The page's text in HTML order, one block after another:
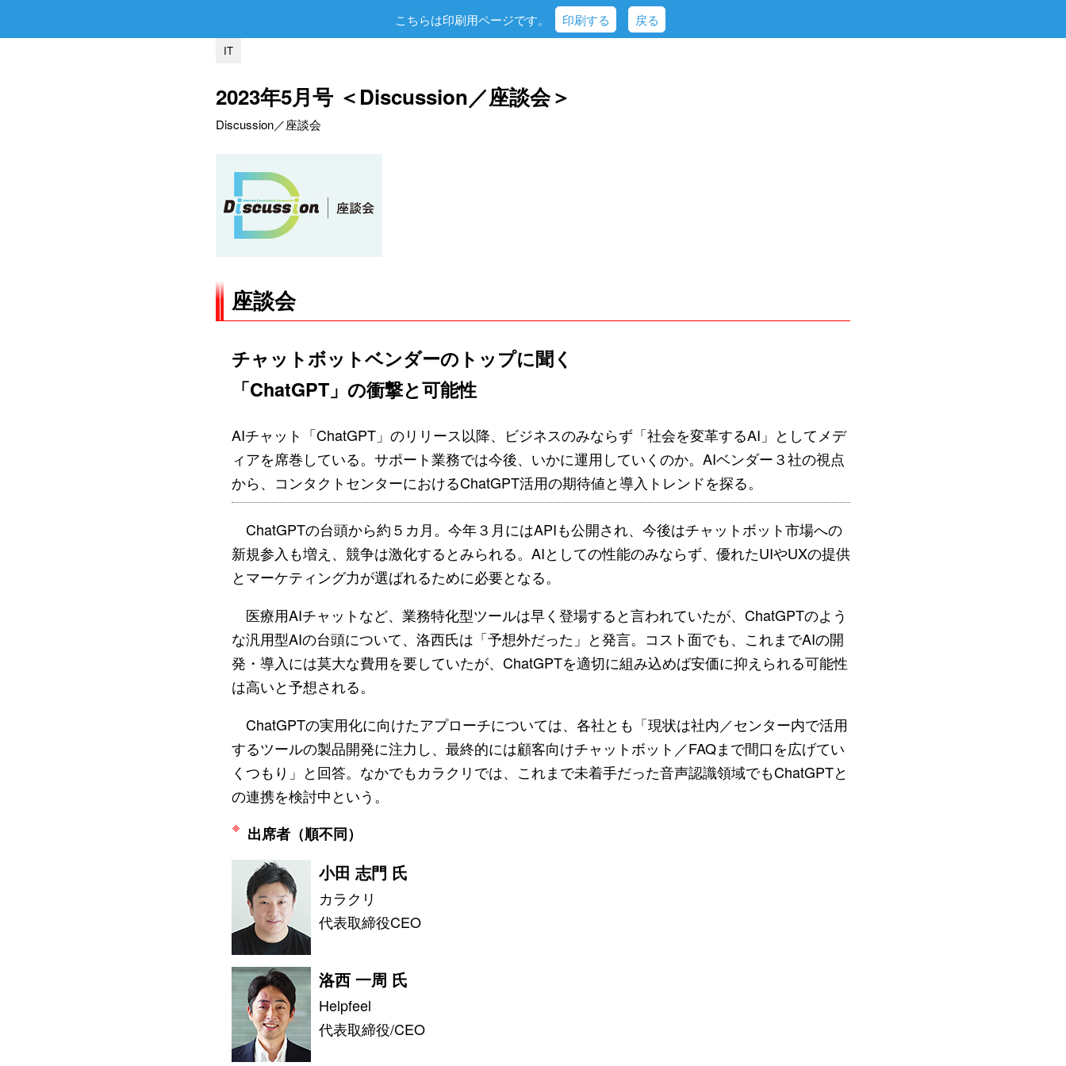
こちらは印刷用ページです。 印刷する 戻る
IT
2023年5月号 ＜Discussion／座談会＞
Discussion／座談会
座談会
チャットボットベンダーのトップに聞く
「ChatGPT」の衝撃と可能性
AIチャット「ChatGPT」のリリース以降、ビジネスのみならず「社会を変革するAI」としてメデ
ィアを席巻している。サポート業務では今後、いかに運用していくのか。AIベンダー３社の視点
から、コンタクトセンターにおけるChatGPT活用の期待値と導入トレンドを探る。
ChatGPTの台頭から約５カ月。今年３月にはAPIも公開され、今後はチャットボット市場への
新規参入も増え、競争は激化するとみられる。AIとしての性能のみならず、優れたUIやUXの提供
とマーケティング力が選ばれるために必要となる。
医療用AIチャットなど、業務特化型ツールは早く登場すると言われていたが、ChatGPTのよう
な汎用型AIの台頭について、洛西氏は「予想外だった」と発言。コスト面でも、これまでAIの開
発・導入には莫大な費用を要していたが、ChatGPTを適切に組み込めば安価に抑えられる可能性
は高いと予想される。
ChatGPTの実用化に向けたアプローチについては、各社とも「現状は社内／センター内で活用
するツールの製品開発に注力し、最終的には顧客向けチャットボット／FAQまで間口を広げてい
くつもり」と回答。なかでもカラクリでは、これまで未着手だった音声認識領域でもChatGPTと
の連携を検討中という。
出席者（順不同）
小田 志門 氏
カラクリ
代表取締役CEO
洛西 一周 氏
Helpfeel
代表取締役/CEO